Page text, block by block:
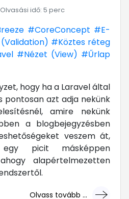
Olvasási idő: 5 perc
#CoreConcept #E-
#Köztes réteg
#Nézet (View) #Űrlap
hogy ha a Laravel által
pontosan azt adja nekünk
amire nekünk
a blogbejegyzésben
veszem át,
picit másképpen
alapértelmezetten
Olvass tovább ...